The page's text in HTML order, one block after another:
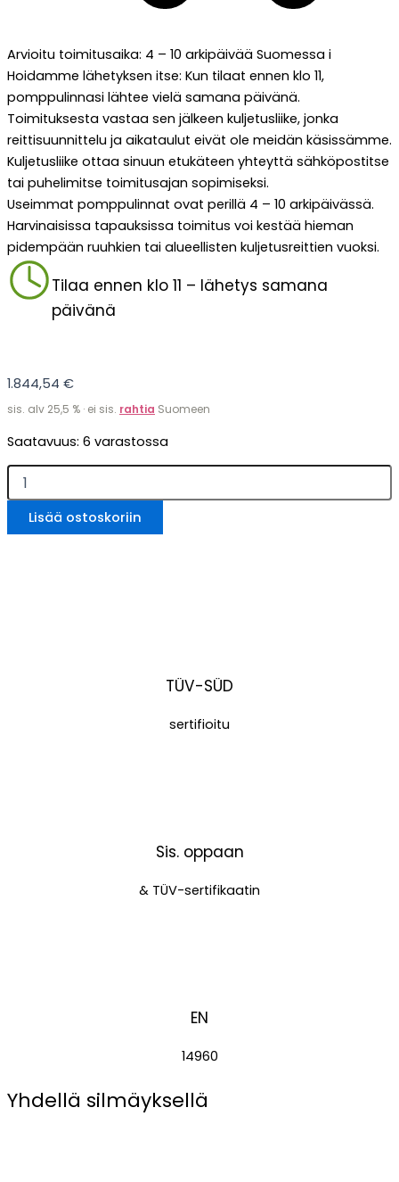
Arvioitu toimitusaika: 4 – 10 arkipäivää Suomessa i
Hoidamme lähetyksen itse: Kun tilaat ennen klo 11,
pomppulinnasi lähtee vielä samana päivänä.
Toimituksesta vastaa sen jälkeen kuljetusliike, jonka
reittisuunnittelu ja aikataulut eivät ole meidän käsissämme.
Kuljetusliike ottaa sinuun etukäteen yhteyttä sähköpostitse
tai puhelimitse toimitusajan sopimiseksi.
Useimmat pomppulinnat ovat perillä 4 – 10 arkipäivässä.
Harvinaisissa tapauksissa toimitus voi kestää hieman
pidempään ruuhkien tai alueellisten kuljetusreittien vuoksi.
Tilaa ennen klo 11 – lähetys samana
päivänä
1.844,54 €
sis. alv 25,5 % · ei sis. rahtia Suomeen
Saatavuus: 6 varastossa
Pomppulinna
liukumäellä
määrä
Lisää ostoskoriin
TÜV-SÜD
sertifioitu
Sis. oppaan
& TÜV-sertifikaatin
EN
14960
Yhdellä silmäyksellä